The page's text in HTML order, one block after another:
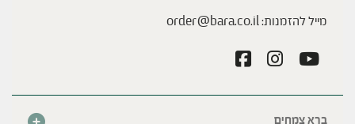
ברא צמחים
מייל להזמנות:order@bara.co.il